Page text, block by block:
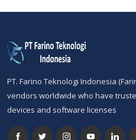
PT. Farino Teknologi Indonesia
vendors worldwide who have
devices and software licenses